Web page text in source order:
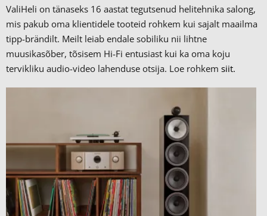
ValiHeli on tänaseks 16 aastat tegutsenud helitehnika salong,
mis pakub oma klientidele tooteid rohkem kui sajalt maailma
tipp-brändilt. Meilt leiab endale sobiliku nii lihtne
muusikasõber, tõsisem Hi-Fi entusiast kui ka oma koju
tervikliku audio-video lahenduse otsija. Loe rohkem siit.